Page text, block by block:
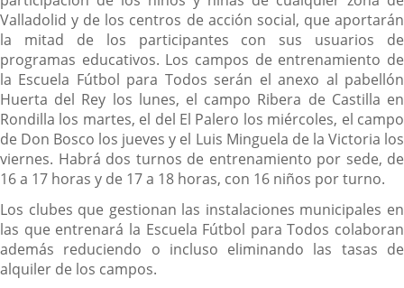
Valladolid y de los centros de acción social, que aportarán
la mitad de los participantes con sus usuarios de
programas educativos. Los campos de entrenamiento de
la Escuela Fútbol para Todos serán el anexo al pabellón
Huerta del Rey los lunes, el campo Ribera de Castilla en
Rondilla los martes, el del El Palero los miércoles, el campo
de Don Bosco los jueves y el Luis Minguela de la Victoria los
viernes. Habrá dos turnos de entrenamiento por sede, de
16 a 17 horas y de 17 a 18 horas, con 16 niños por turno.
Los clubes que gestionan las instalaciones municipales en
las que entrenará la Escuela Fútbol para Todos colaboran
además reduciendo o incluso eliminando las tasas de
alquiler de los campos.